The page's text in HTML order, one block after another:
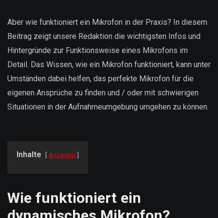
Aber wie funktioniert ein Mikrofon in der Praxis? In diesem
Beitrag zeigt unsere Redaktion die wichtigsten Infos und
Hintergründe zur Funktionsweise eines Mikrofons im
Detail. Das Wissen, wie ein Mikrofon funktioniert, kann unter
Umständen dabei helfen, das perfekte Mikrofon für die
eigenen Ansprüche zu finden und / oder mit schwierigen
Situationen in der Aufnahmeumgebung umgehen zu können.
Inhalte Anzeigen
Wie funktioniert ein